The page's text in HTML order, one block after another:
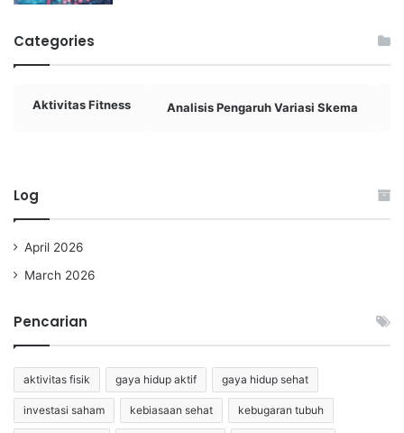
Categories
Aktivitas Fitness Analisis Pengaruh Variasi Skema
Log
April 2026
March 2026
Pencarian
aktivitas fisik gaya hidup aktif gaya hidup sehat
investasi saham kebiasaan sehat kebugaran tubuh